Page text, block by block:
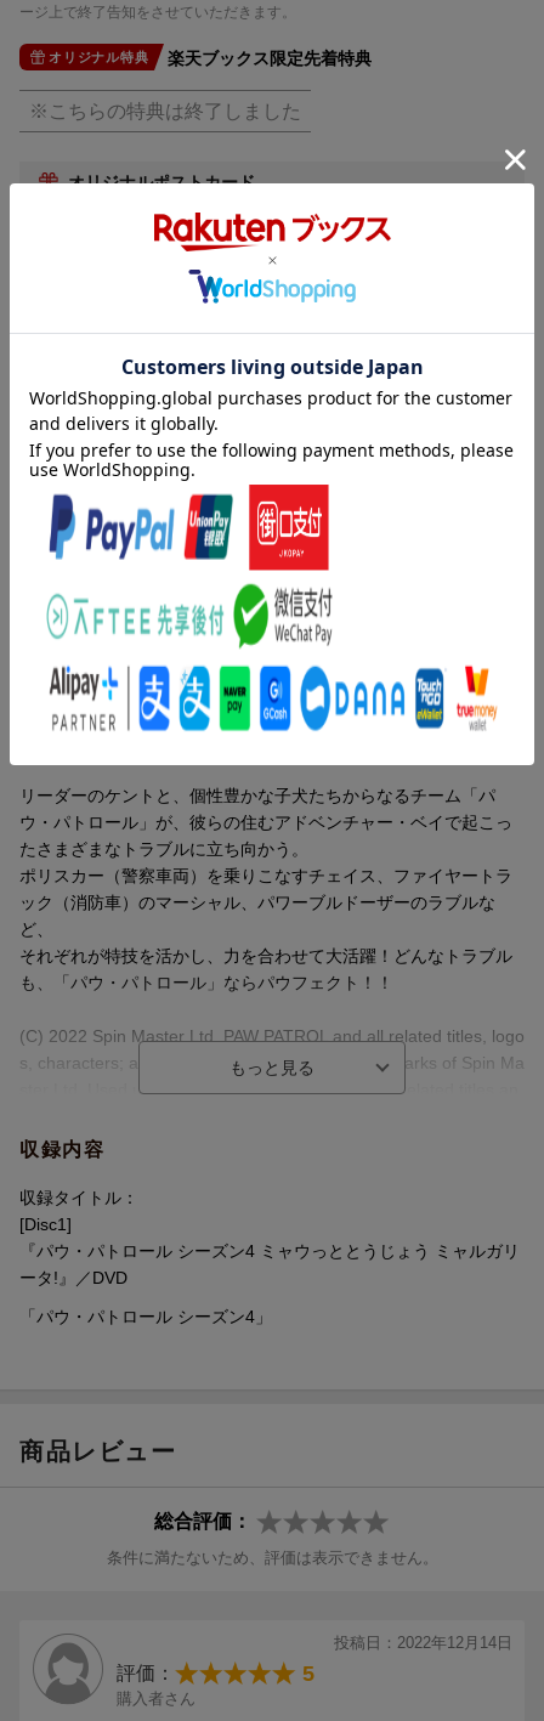
音声方式
ドルビーデジタル5.1chサラウンド(オリジ
(吹替音声方式)
制作国 カナダ
制作年 2017年
洋題 PAW PATROL SEASON 4
ージ上で終了告知をさせていただきます。
オリジナル特典 楽天ブックス限定先着特典
※こちらの特典は終了しました
オリジナルポストカード
特典 特典
「パウ・パトロール」ホワイトボード
新しいビークルや仲間がたくさん登場！パウジョンアップのシー
ズン4！
「ミャウっととうじょう ミャルガリータ！」を含むシーズン初期
の12話を2巻でリリース！
劇場版(2021年8月20日公開『パウ・パトロール ザ・ムービー』)
も大ヒット、
劇場版第2弾『Paw Patrol: The Mighty Movie(原題)』も製作中。
日本ではスペシャル・エピソード『パウ・パトロール 大空のミッ
ション・パウ ロイヤルストーンをとりもどせ！』がお先に2022
年夏劇場公開予定！！
■世界160カ国以上で放送されている大人気3DCGアニメ
チャー”！
少年ケントとかわいい7子犬たち“パウ・パトロール”が消防車やブ
ルドーザーを操り、力を合わせて街のトラブルを解決！楽しいお
もちゃやグッズが続々発売。小学館の絵本も大人気。
■シーズン4、待望のDVDリリース！
トラブルメーカーのミャルガリータが初登場！パウパトがチリビ
ーンズコンテストに挑戦！エベレストとジェイクが赤ちゃんペン
ギンのためにペンペンブリッジを作ったよ！トレーラーから逃げ
っぱい！シーズン4初期の12話を2巻でリリース。
■パウパトのチームワークの秘密を見つけよう！
ラクターは誰かな？繰り返し見てチームワークの秘密をチェック
■英語音声も収録され、お子様の英語への興味を育てるのにも最
適！
好きな作品を何度も見る子供たちにオリジナルの英会話を聞かせ
収録されておりません
・おてんきタルタルごうをとりもどせ！
・ばっチリ！？チリコンテスト
・ミャウっととうじょう ミャルガリータ！
・ニョロニョロケロケロだいだっそう！
リーダーのケントと、個性豊かな子犬たちからなるチーム「パ
ウ・パトロール」が、彼らの住むアドベンチャー・ベイで起こっ
たさまざまなトラブルに立ち向かう。
ポリスカー（警察車両）を乗りこなすチェイス、ファイヤートラ
ック（消防車）のマーシャル、パワーブルドーザーのラブルな
ど、
それぞれが特技を活かし、力を合わせて大活躍！どんなトラブル
も、「パウ・パトロール」ならパウフェクト！！
(C) 2022 Spin Master Ltd. PAW PATROL and all related titles, logo
s, characters; and SPIN MASTER logo are trademarks of Spin Ma
ster Ltd. Used under license. Nickelodeon and all related titles an
収録内容
収録タイトル：
[Disc1]
『パウ・パトロール シーズン4 ミャウっととうじょう ミャルガリ
ータ!』／DVD
「パウ・パトロール シーズン4」
商品レビュー
総合評価：
条件に満たないため、評価は表示できません。
投稿日：2022年12月14日
評価： 5
購入者さん